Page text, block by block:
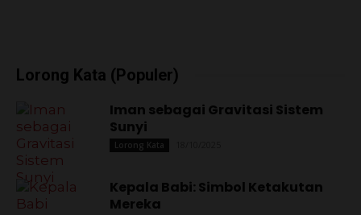
Lorong Kata (Populer)
Iman sebagai Gravitasi Sistem
Sunyi
Lorong Kata
Kepala Babi: Simbol Ketakutan
Mereka